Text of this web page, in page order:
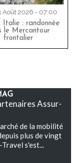
Août 2026 - 07:00
Italie : randonnée
le Mercantour
frontalier
Assur-
de la mobilité
plus de vingt
Travel s'est...